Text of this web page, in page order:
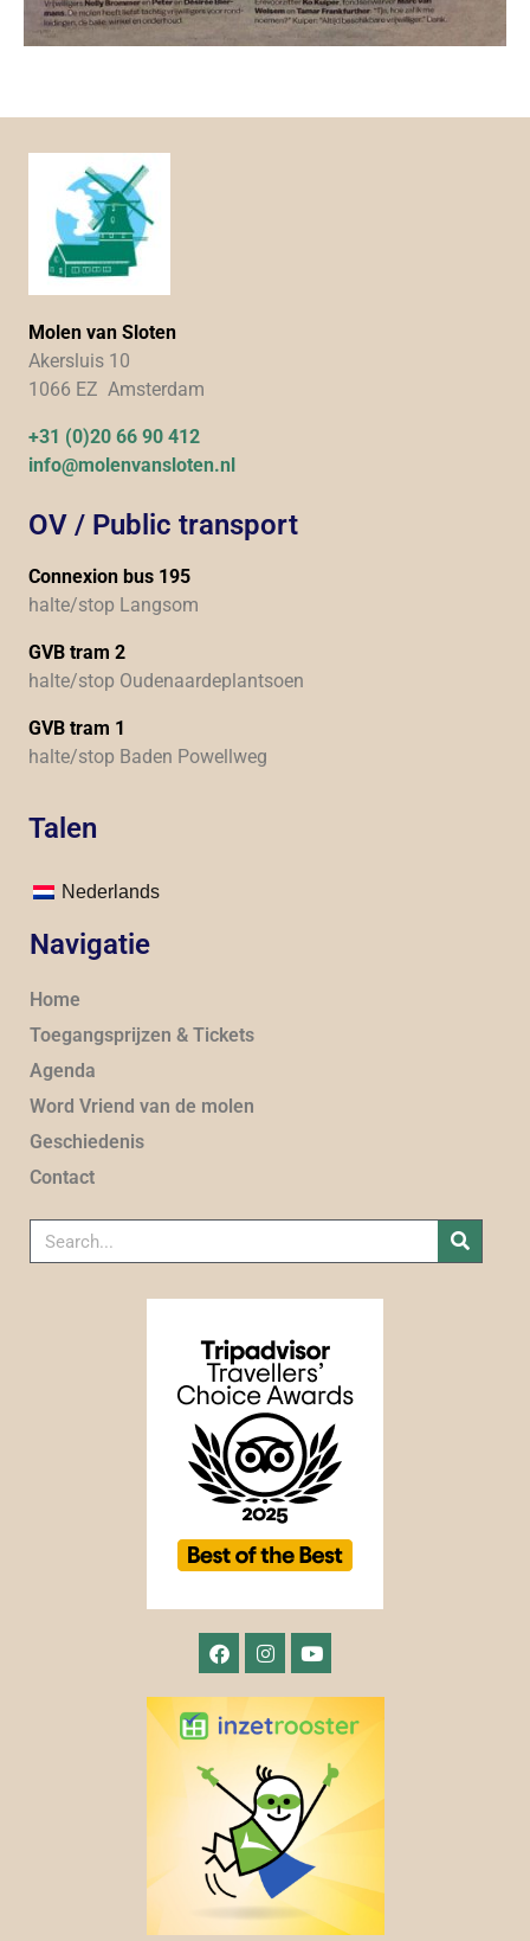
Molen van Sloten
Akersluis 10
1066 EZ Amsterdam
+31 (0)20 66 90 412
info@molenvansloten.nl
OV / Public transport
Connexion bus 195
halte/stop Langsom
GVB tram 2
halte/stop Oudenaardeplantsoen
GVB tram 1
halte/stop Baden Powellweg
Talen
Nederlands
Navigatie
Home
Toegangsprijzen & Tickets
Agenda
Word Vriend van de molen
Geschiedenis
Contact